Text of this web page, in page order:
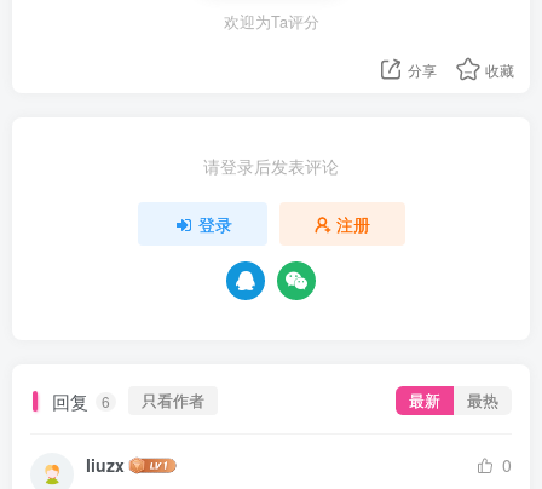
欢迎为Ta评分
分享 收藏
请登录后发表评论
登录 注册
回复 6 只看作者 最新 最热
liuzx
0